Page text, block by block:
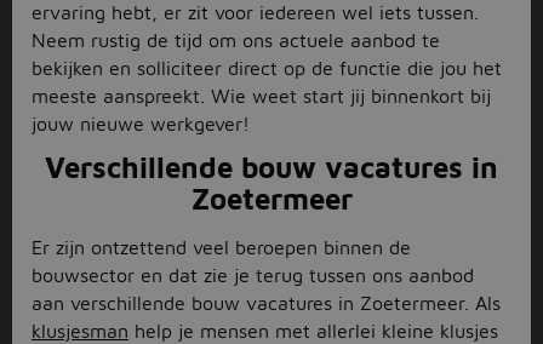
ervaring hebt, er zit voor iedereen wel iets tussen.
Neem rustig de tijd om ons actuele aanbod te
bekijken en solliciteer direct op de functie die jou het
meeste aanspreekt. Wie weet start jij binnenkort bij
jouw nieuwe werkgever!
Verschillende bouw vacatures in
Zoetermeer
Er zijn ontzettend veel beroepen binnen de
bouwsector en dat zie je terug tussen ons aanbod
aan verschillende bouw vacatures in Zoetermeer. Als
klusjesman help je mensen met allerlei kleine klusjes